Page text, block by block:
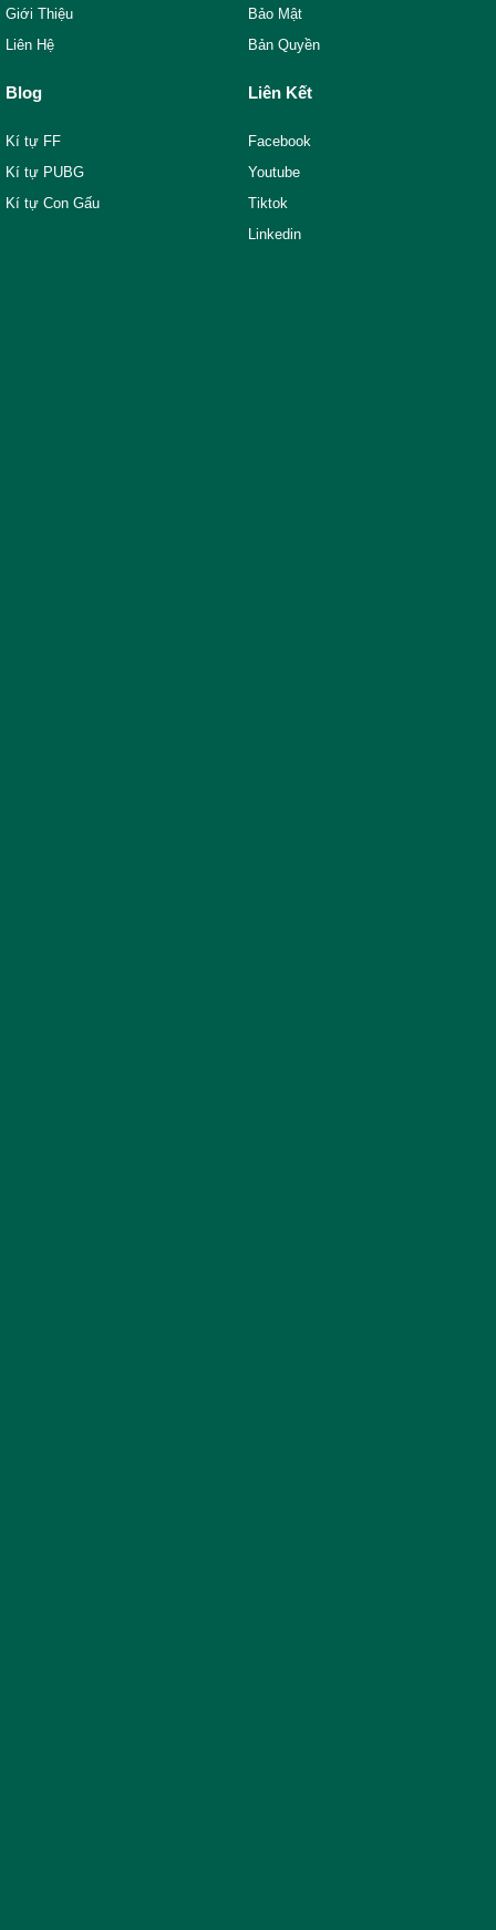
Giới Thiệu
Liên Hệ
Bảo Mật
Bản Quyền
Blog
Kí tự FF
Kí tự PUBG
Kí tự Con Gấu
Liên Kết
Facebook
Youtube
Tiktok
Linkedin